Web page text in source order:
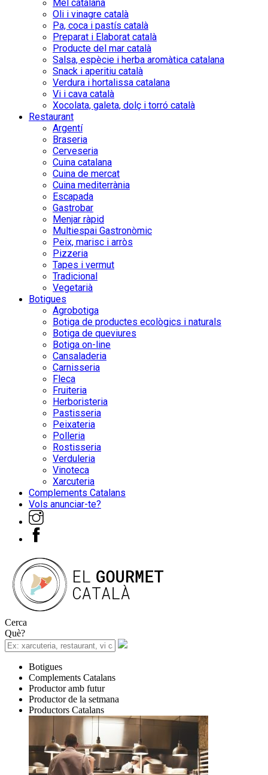
Mel catalana
Oli i vinagre català
Pa, coca i pastís català
Preparat i Elaborat català
Producte del mar català
Salsa, espècie i herba aromàtica catalana
Snack i aperitiu català
Verdura i hortalissa catalana
Vi i cava català
Xocolata, galeta, dolç i torró català
Restaurant
Argentí
Braseria
Cerveseria
Cuina catalana
Cuina de mercat
Cuina mediterrània
Escapada
Gastrobar
Menjar ràpid
Multiespai Gastronòmic
Peix, marisc i arròs
Pizzeria
Tapes i vermut
Tradicional
Vegetarià
Botigues
Agrobotiga
Botiga de productes ecològics i naturals
Botiga de queviures
Botiga on-line
Cansaladeria
Carnisseria
Fleca
Fruiteria
Herboristeria
Pastisseria
Peixateria
Polleria
Rostisseria
Verduleria
Vinoteca
Xarcuteria
Complements Catalans
Vols anunciar-te?
Cerca
Què?
Botigues
Complements Catalans
Productor amb futur
Productor de la setmana
Productors Catalans